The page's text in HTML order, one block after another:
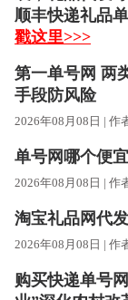
顺丰快递礼品单
戳这里>>>
第一单号网 两
手段防风险
2026年08月08日 | 作
单号网哪个便
2026年08月08日 | 作
淘宝礼品网代
2026年08月08日 | 作
购买快递单号